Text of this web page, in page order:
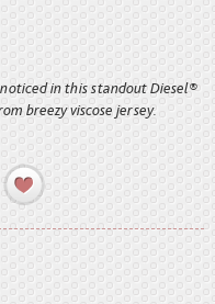
in this standout Diesel®
breezy viscose jersey.